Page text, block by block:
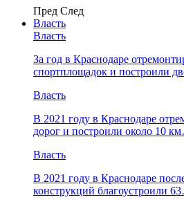
Пред След
Власть
Власть
За год в Краснодаре
спортплощадок и построили
Власть
В 2021 году в Краснодаре
дорог и построили около 10
Власть
В 2021 году в Краснодаре
конструкций благоустроили